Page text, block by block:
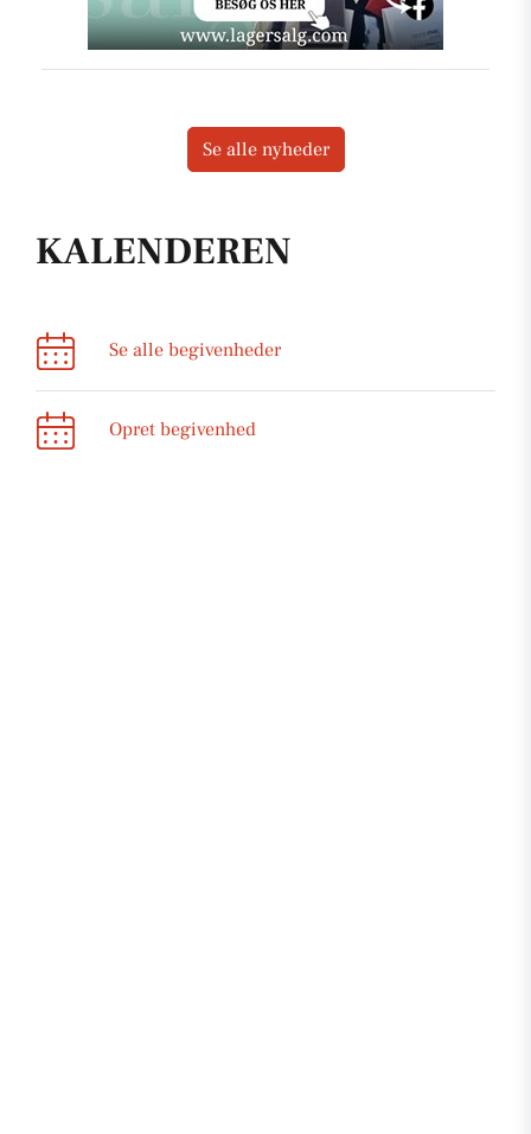
KALENDEREN
Se alle begivenheder
Opret begivenhed
Se alle nyheder